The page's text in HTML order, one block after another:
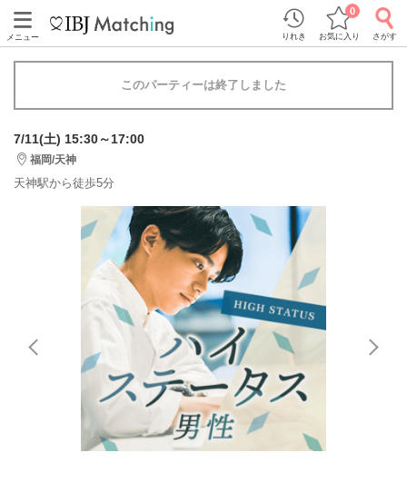
メニュー りれき お気に入り
0
さがす
このパーティーは終了しました
7/11(土) 15:30～17:00
福岡/天神
天神駅から徒歩5分